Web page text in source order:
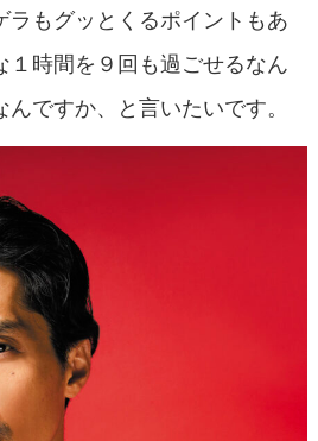
ラもグッとくるポイントもあ
時間を９回も過ごせるなん
ですか、と言いたいです。